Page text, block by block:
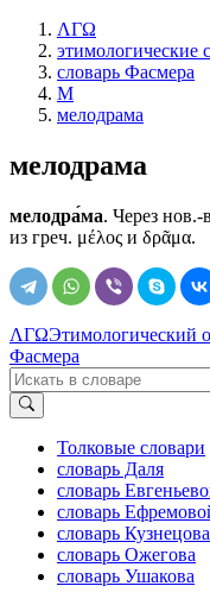
ΛΓΩ
этимологические
словарь Фасмера
М
мелодрама
мелодрама
мелодра́ма. Через
из греч. μέλος и δρᾶμα.
ΛΓΩЭтимологический
Фасмера
Толковые словари
словарь Даля
словарь
словарь
словарь Кузнецова
словарь Ожегова
словарь Ушакова